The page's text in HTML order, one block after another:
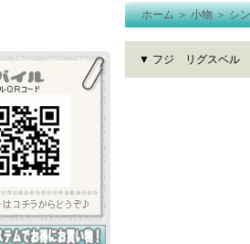
ホーム＞小物＞シ
▼ フジ リグスベル